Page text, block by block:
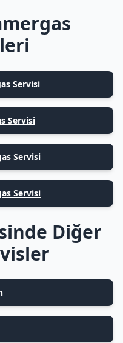
Servisi
Servisi
Servisi
Servisi
Diğer